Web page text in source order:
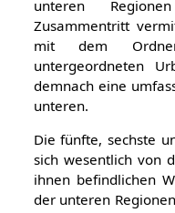
unteren
Zusammentritt
mit dem
untergeordneten
demnach eine
unteren.
Die fünfte, sechste
sich wesentlich von
ihnen befindlichen
der unteren